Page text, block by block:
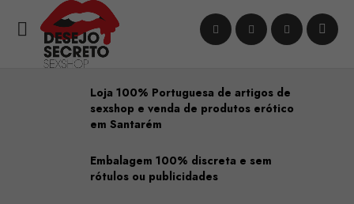

Loja 100% Portuguesa de artigos de
sexshop e venda de produtos erótico
em Santarém
Embalagem 100% discreta e sem
rótulos ou publicidades